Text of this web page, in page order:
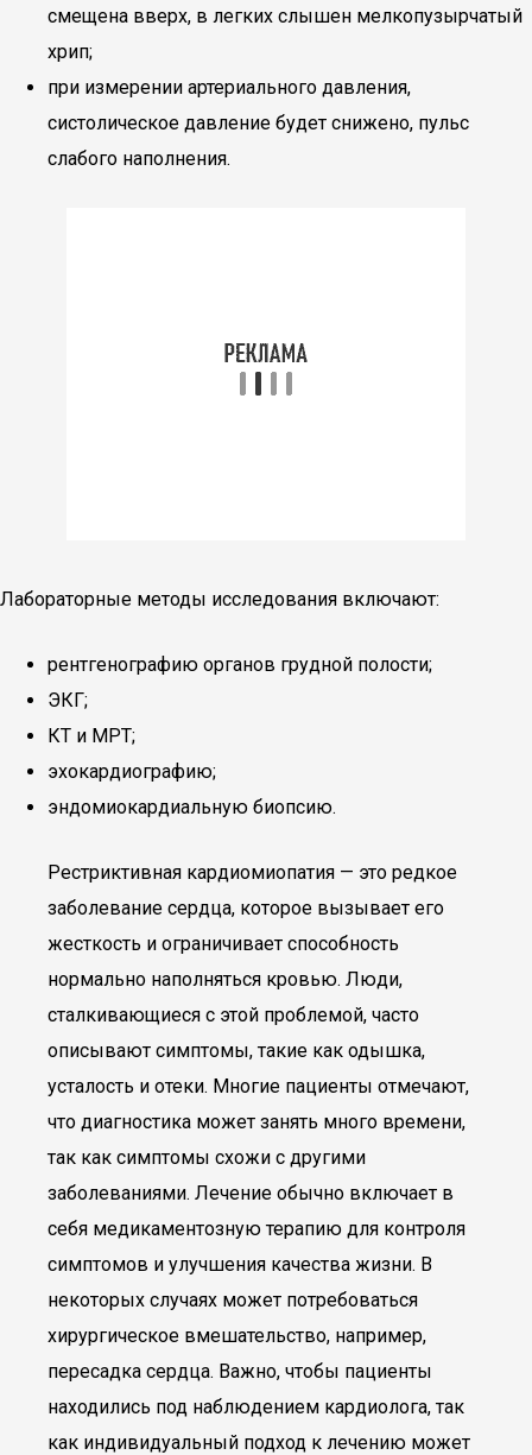
смещена вверх, в легких слышен мелкопузырчатый
хрип;
при измерении артериального давления,
систолическое давление будет снижено, пульс
слабого наполнения.
Лабораторные методы исследования включают:
рентгенографию органов грудной полости;
ЭКГ;
КТ и МРТ;
эхокардиографию;
эндомиокардиальную биопсию.
Рестриктивная кардиомиопатия — это редкое
заболевание сердца, которое вызывает его
жесткость и ограничивает способность
нормально наполняться кровью. Люди,
сталкивающиеся с этой проблемой, часто
описывают симптомы, такие как одышка,
усталость и отеки. Многие пациенты отмечают,
что диагностика может занять много времени,
так как симптомы схожи с другими
заболеваниями. Лечение обычно включает в
себя медикаментозную терапию для контроля
симптомов и улучшения качества жизни. В
некоторых случаях может потребоваться
хирургическое вмешательство, например,
пересадка сердца. Важно, чтобы пациенты
находились под наблюдением кардиолога, так
как индивидуальный подход к лечению может